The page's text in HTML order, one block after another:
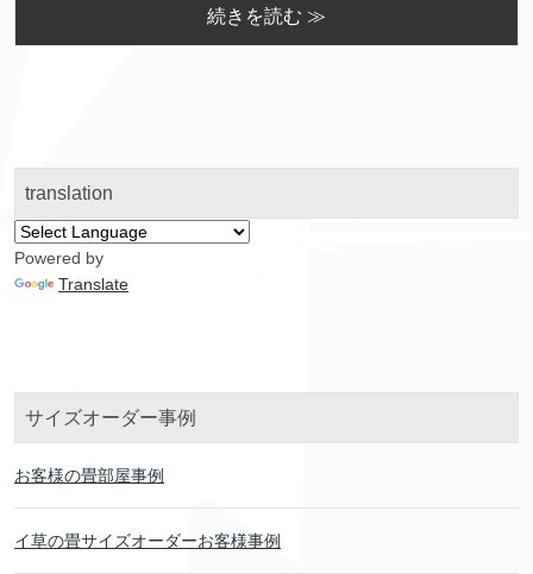
続きを読む ≫
translation
Powered by
Translate
サイズオーダー事例
お客様の畳部屋事例
イ草の畳サイズオーダーお客様事例